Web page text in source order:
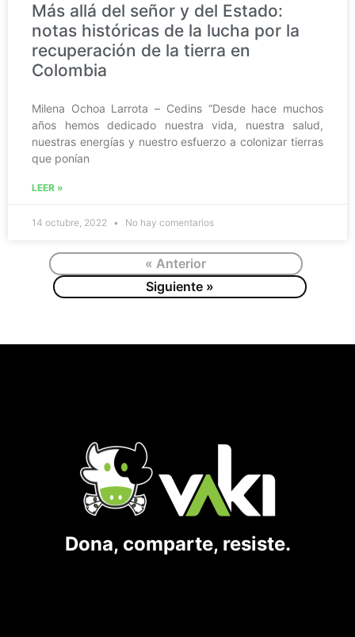
Más allá del señor y del Estado:
notas históricas de la lucha por la
recuperación de la tierra en
Colombia
Milena Ochoa Larrota – Cedins “Desde hace muchos
años hemos dedicado nuestra vida, nuestra salud,
nuestras energías y nuestro esfuerzo a colonizar tierras
que ponían
LEER »
14 octubre, 2022 No hay comentarios
« Anterior
Siguiente »
Dona, comparte, resiste.